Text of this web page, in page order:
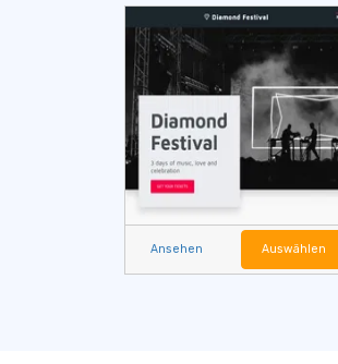
Ansehen Auswählen